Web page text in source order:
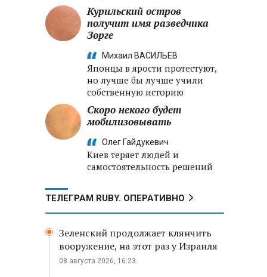
Курильский остров
получит имя разведчика
Зорге
Михаил ВАСИЛЬЕВ
Японцы в ярости протестуют,
но лучше бы лучше учили
собственную историю
Скоро некого будет
мобилизовывать
Олег Гайдукевич
Киев теряет людей и
самостоятельность решений
ТЕЛЕГРАМ RUBY. ОПЕРАТИВНО
Зеленский продолжает клянчить
вооружение, на этот раз у Израиля
08 августа 2026, 16:23